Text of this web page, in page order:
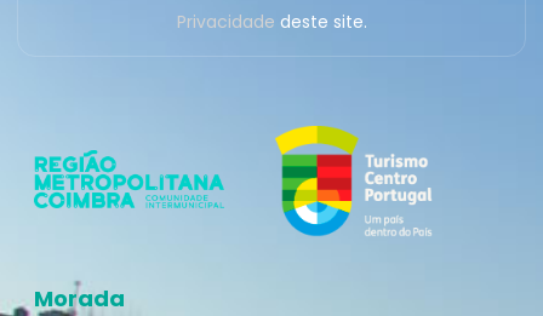
Privacidade deste site.
Morada